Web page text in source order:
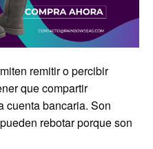
remitir o percibir
que compartir
cuenta bancaria. Son
rebotar porque son